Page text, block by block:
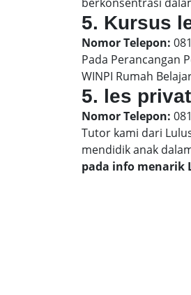
5. Kursus
Nomor Telepon:
Pada Perancangan
WINPI Rumah
5. les
Nomor Telepon:
Tutor kami dari
mendidik anak
pada info menarik